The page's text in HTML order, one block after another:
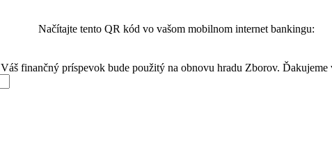
Načítajte tento QR kód vo vašom mobilnom internet bankingu:
Váš finančný príspevok bude použitý na obnovu hradu Zborov. Ďakujeme